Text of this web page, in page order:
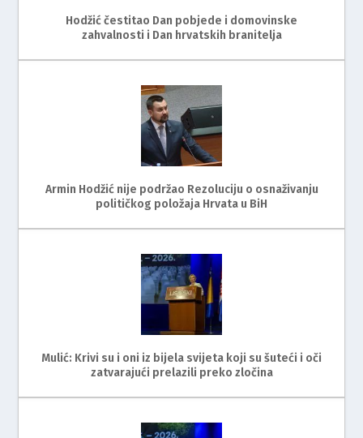
Hodžić čestitao Dan pobjede i domovinske
zahvalnosti i Dan hrvatskih branitelja
Armin Hodžić nije podržao Rezoluciju o osnaživanju
političkog položaja Hrvata u BiH
Mulić: Krivi su i oni iz bijela svijeta koji su šuteći i oči
zatvarajući prelazili preko zločina